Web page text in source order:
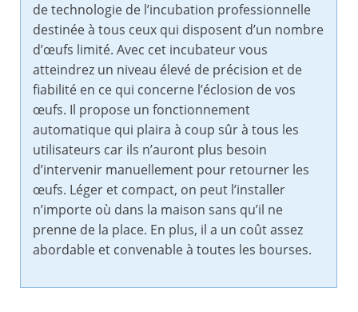
de technologie de l’incubation professionnelle
destinée à tous ceux qui disposent d’un nombre
d’œufs limité. Avec cet incubateur vous
atteindrez un niveau élevé de précision et de
fiabilité en ce qui concerne l’éclosion de vos
œufs. Il propose un fonctionnement
automatique qui plaira à coup sûr à tous les
utilisateurs car ils n’auront plus besoin
d’intervenir manuellement pour retourner les
œufs. Léger et compact, on peut l’installer
n’importe où dans la maison sans qu’il ne
prenne de la place. En plus, il a un coût assez
abordable et convenable à toutes les bourses.